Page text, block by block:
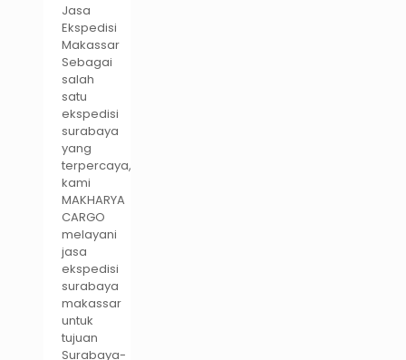
Jasa
Ekspedisi
Makassar
Sebagai
salah
satu
ekspedisi
surabaya
yang
terpercaya,
kami
MAKHARYA
CARGO
melayani
jasa
ekspedisi
surabaya
makassar
untuk
tujuan
Surabaya-